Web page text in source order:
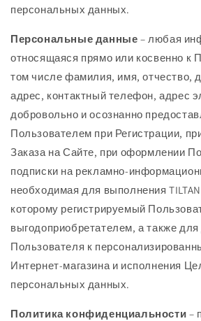
персональных данных.
Персональные данные – любая
относящаяся прямо или косвенно к
том числе фамилия, имя, отчество,
адрес, контактный телефон, адрес
добровольно и осознанно
Пользователем при Регистрации,
Заказа на Сайте, при оформлении
подписки на рекламно-
необходимая для выполнения
которому регистрируемый
выгодоприобретателем, а также для
Пользователя к
Интернет-магазина и исполнения
персональных данных.
Политика конфиденциальности –